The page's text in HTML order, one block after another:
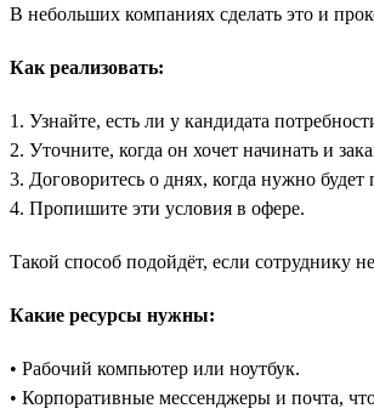
В небольших компаниях сделать это и
Как реализовать:
1. Узнайте, есть ли у кандидата
2. Уточните, когда он хочет начинать и
3. Договоритесь о днях, когда нужно
4. Пропишите эти условия в офере.
Такой способ подойдёт, если сотруднику
Какие ресурсы нужны:
• Рабочий компьютер или ноутбук.
• Корпоративные мессенджеры и почта,